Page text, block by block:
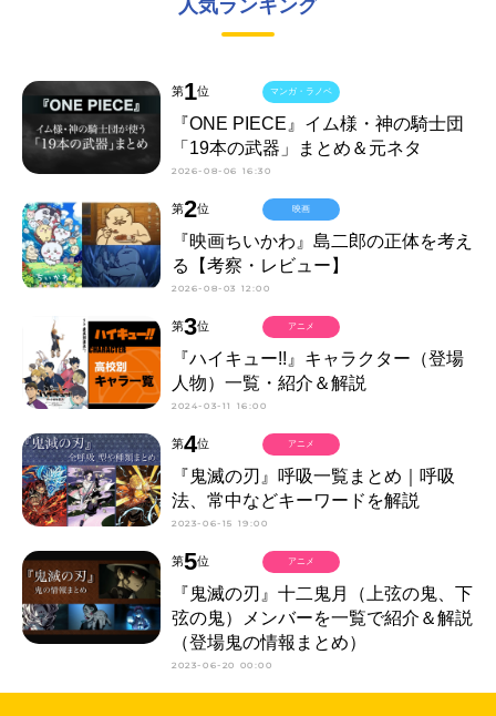
人気ランキング
第1位
『ONE PIECE』イム様・神の騎士団
「19本の武器」まとめ＆元ネタ
2026-08-06 16:30
マンガ・ラノベ
第2位
『映画ちいかわ』島二郎の正体を考え
る【考察・レビュー】
2026-08-03 12:00
映画
第3位
『ハイキュー!!』キャラクター（登場
人物）一覧・紹介＆解説
2024-03-11 16:00
アニメ
第4位
『鬼滅の刃』呼吸一覧まとめ｜呼吸
法、常中などキーワードを解説
2023-06-15 19:00
アニメ
第5位
『鬼滅の刃』十二鬼月（上弦の鬼、下
弦の鬼）メンバーを一覧で紹介＆解説
（登場鬼の情報まとめ）
2023-06-20 00:00
アニメ